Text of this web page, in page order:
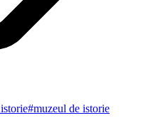
#muzeul de istorie